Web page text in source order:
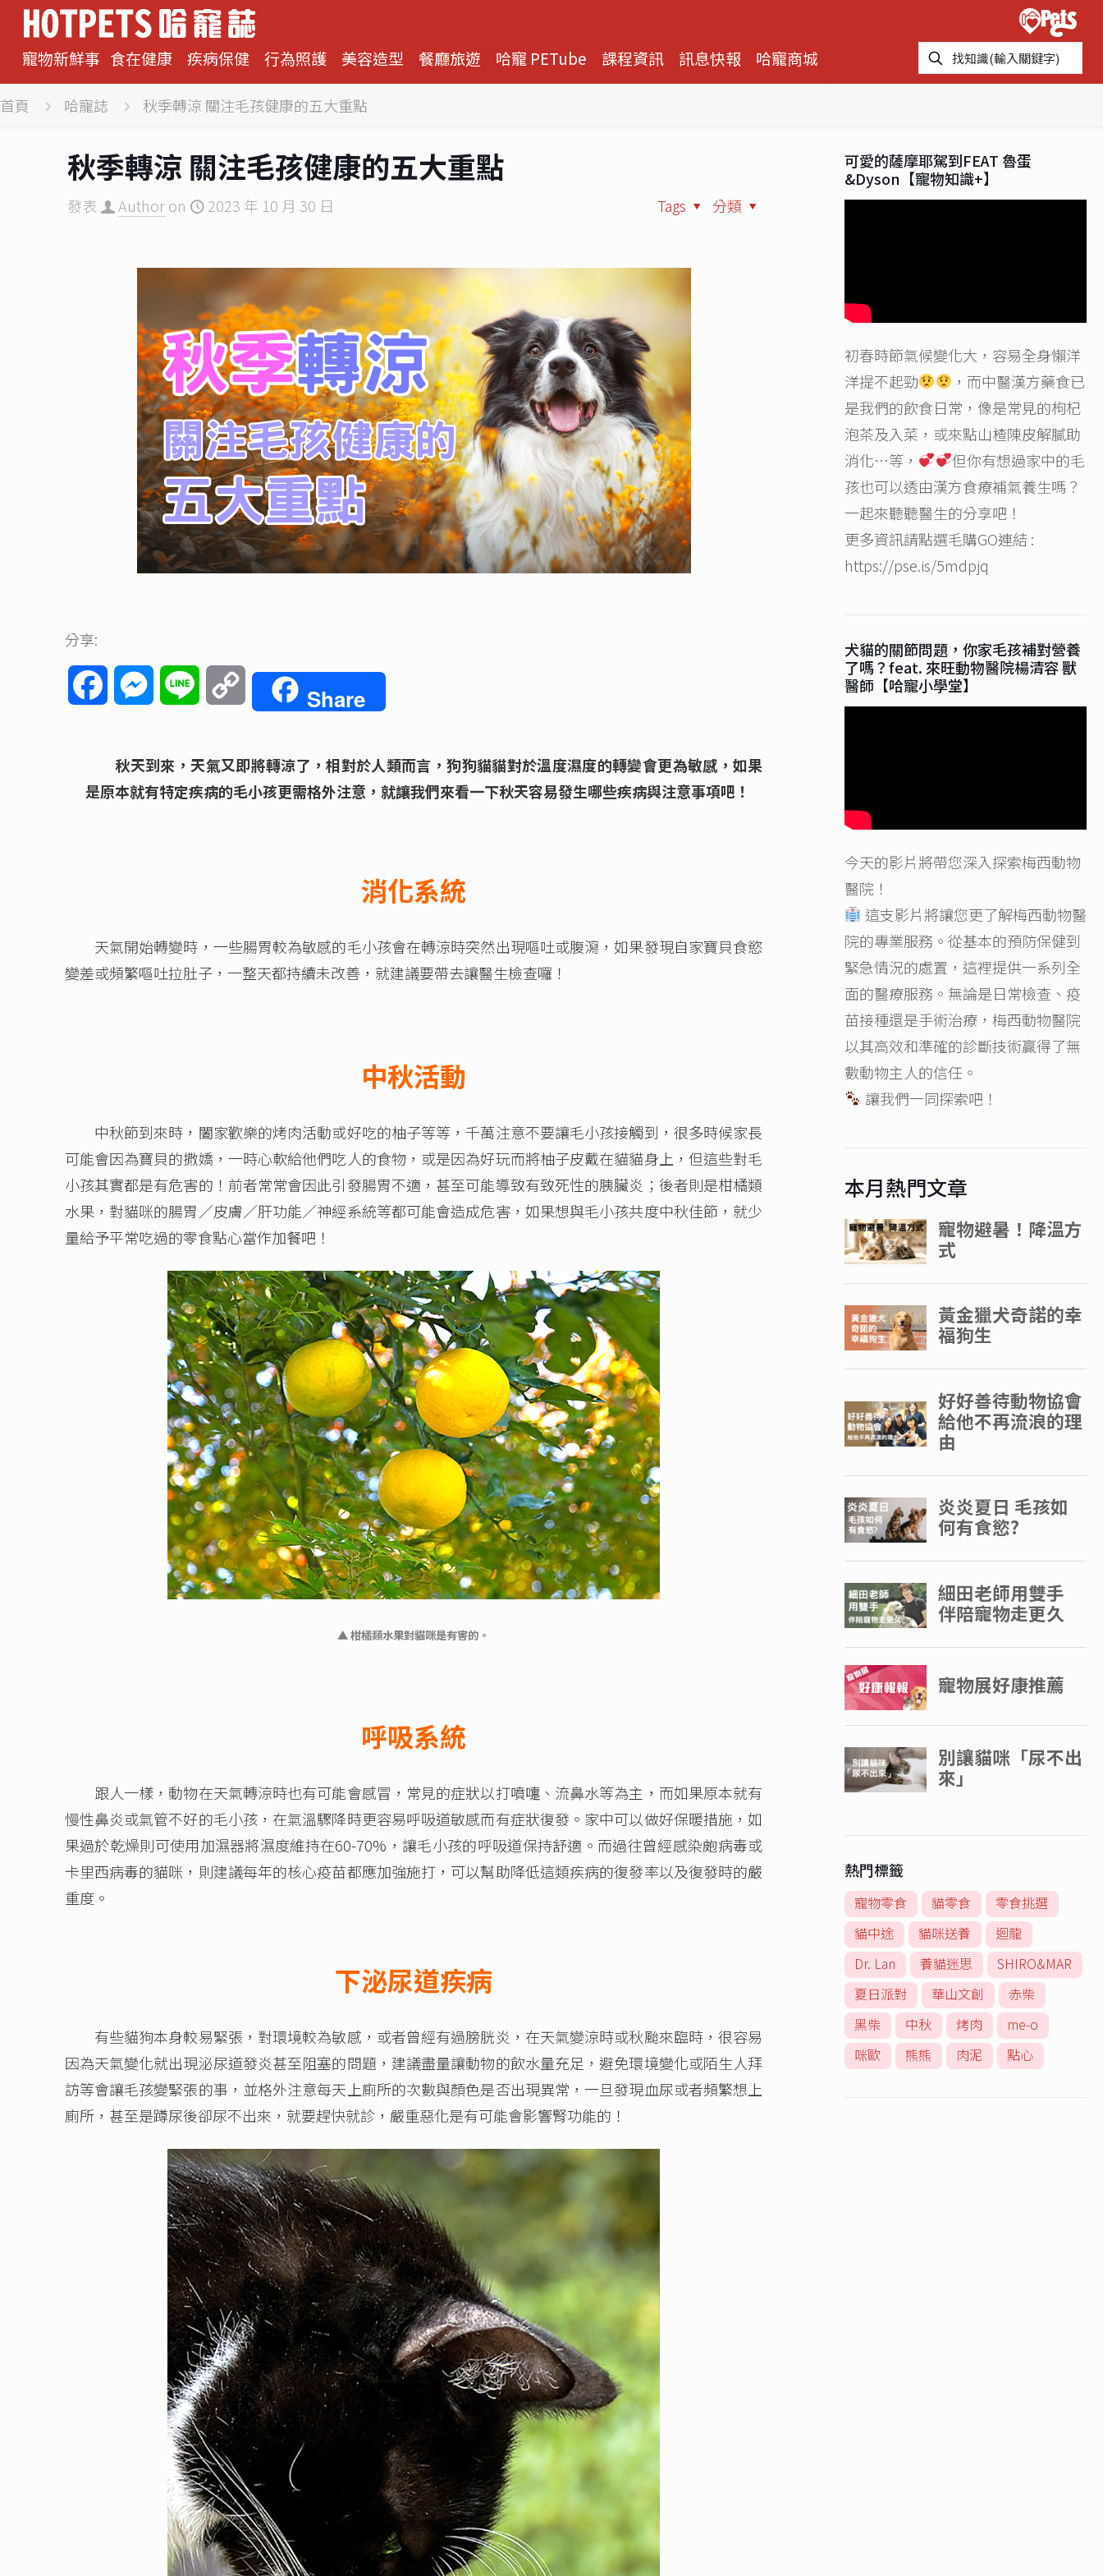
寵物新鮮事 食在健康 疾病保健 行為照護 美容造型 餐廳旅遊 哈寵 PETube 課程資訊 訊息快報 哈寵商城
首頁 哈寵誌 秋季轉涼 關注毛孩健康的五大重點
秋季轉涼 關注毛孩健康的五大重點
發表 Authoron 2023 年 10 月 30 日 分類
Tags
分享:
FacebookMessenger
Line
Copy
Share
秋天到來，天氣又即將轉涼了，相對於人類而言，狗狗貓貓對於溫度濕度的轉變會更為敏感，如果
是原本就有特定疾病的毛小孩更需格外注意，就讓我們來看一下秋天容易發生哪些疾病與注意事項吧！
消化系統
天氣開始轉變時，一些腸胃較為敏感的毛小孩會在轉涼時突然出現嘔吐或腹瀉，如果發現自家寶貝食慾
變差或頻繁嘔吐拉肚子，一整天都持續未改善，就建議要帶去讓醫生檢查囉！
中秋活動
中秋節到來時，闔家歡樂的烤肉活動或好吃的柚子等等，千萬注意不要讓毛小孩接觸到，很多時候家長
可能會因為寶貝的撒嬌，一時心軟給他們吃人的食物，或是因為好玩而將柚子皮戴在貓貓身上，但這些對毛
小孩其實都是有危害的！前者常常會因此引發腸胃不適，甚至可能導致有致死性的胰臟炎；後者則是柑橘類
水果，對貓咪的腸胃／皮膚／肝功能／神經系統等都可能會造成危害，如果想與毛小孩共度中秋佳節，就少
量給予平常吃過的零食點心當作加餐吧！
▲ 柑橘類水果對貓咪是有害的。
呼吸系統
跟人一樣，動物在天氣轉涼時也有可能會感冒，常見的症狀以打噴嚏、流鼻水等為主，而如果原本就有
慢性鼻炎或氣管不好的毛小孩，在氣溫驟降時更容易呼吸道敏感而有症狀復發。家中可以做好保暖措施，如
果過於乾燥則可使用加濕器將濕度維持在60-70%，讓毛小孩的呼吸道保持舒適。而過往曾經感染皰病毒或
卡里西病毒的貓咪，則建議每年的核心疫苗都應加強施打，可以幫助降低這類疾病的復發率以及復發時的嚴
重度。
下泌尿道疾病
有些貓狗本身較易緊張，對環境較為敏感，或者曾經有過膀胱炎，在天氣變涼時或秋颱來臨時，很容易
因為天氣變化就出現泌尿道發炎甚至阻塞的問題，建議盡量讓動物的飲水量充足，避免環境變化或陌生人拜
訪等會讓毛孩變緊張的事，並格外注意每天上廁所的次數與顏色是否出現異常，一旦發現血尿或者頻繁想上
廁所，甚至是蹲尿後卻尿不出來，就要趕快就診，嚴重惡化是有可能會影響腎功能的！
可愛的薩摩耶駕到FEAT 魯蛋
&Dyson【寵物知識+】
初春時節氣候變化大，容易全身懶洋
洋提不起勁
，而中醫漢方藥食已
是我們的飲食日常，像是常見的枸杞
泡茶及入菜，或來點山楂陳皮解膩助
消化…等，
但你有想過家中的毛
孩也可以透由漢方食療補氣養生嗎？
一起來聽聽醫生的分享吧！
更多資訊請點選毛購GO連結 :
https://pse.is/5mdpjq
犬貓的關節問題，你家毛孩補對營養
了嗎？feat. 來旺動物醫院楊清容 獸
醫師【哈寵小學堂】
今天的影片將帶您深入探索梅西動物
醫院！
這支影片將讓您更了解梅西動物醫
院的專業服務。從基本的預防保健到
緊急情況的處置，這裡提供一系列全
面的醫療服務。無論是日常檢查、疫
苗接種還是手術治療，梅西動物醫院
以其高效和準確的診斷技術贏得了無
數動物主人的信任。
讓我們一同探索吧！
本月熱門文章
熱門標籤
寵物零食 貓零食
零食挑選
貓中途
貓咪送養
迴龍
Dr. Lan
養貓迷思
SHIRO&MAR
夏日派對
華山文創
赤柴
黑柴
中秋 烤肉
me-o
咪歐
熊熊 肉泥 點心